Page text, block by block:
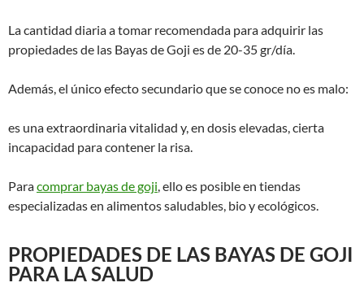
La cantidad diaria a tomar recomendada para adquirir las
propiedades de las Bayas de Goji es de 20-35 gr/día.
Además, el único efecto secundario que se conoce no es malo:
es una extraordinaria vitalidad y, en dosis elevadas, cierta
incapacidad para contener la risa.
Paracomprar bayas de goji, ello es posible en tiendas
especializadas en alimentos saludables, bio y ecológicos.
PROPIEDADES DE LAS BAYAS DE GOJI
PARA LA SALUD